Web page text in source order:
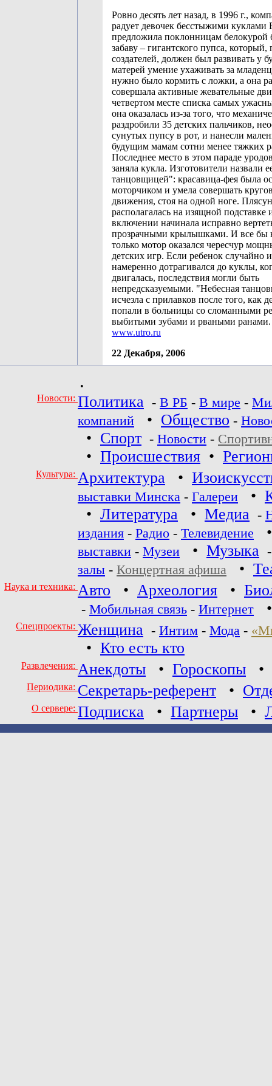
Ровно десять лет назад, в 1996 г.,
радует девочек бесстыжими куклами
предложила поклонницам белокурой
забаву – гигантского пупса, который,
создателей, должен был развивать у
матерей умение ухаживать за
нужно было кормить с ложки, а она
совершала активные жевательные
четвертом месте списка самых
она оказалась из-за того, что
раздробили 35 детских пальчиков,
сунутых пупсу в рот, и нанесли
будущим мамам сотни менее тяжких
Последнее место в этом параде
заняла кукла. Изготовители назвали
танцовщицей": красавица-фея была
моторчиком и умела совершать
движения, стоя на одной ноге.
располагалась на изящной подставке
включении начинала исправно
прозрачными крылышками. И все бы
только мотор оказался чересчур
детских игр. Если ребенок случайно
намеренно дотрагивался до куклы,
двигалась, последствия могли быть
непредсказуемыми. "Небесная
исчезла с прилавков после того, как
попали в больницы со сломанными
выбитыми зубами и рваными ранами.
www.utro.ru
22 Декабря, 2006
•
Новости: Политика - В РБ - В мире -
компаний
• Общество -
• Спорт - Новости -
• Происшествия •
Культура: Архитектура •
выставки Минска - Галереи •
• Литература • Медиа -
издания - Радио - Телевидение
выставки - Музеи • Музыка
залы - Концертная афиша •
Наука и техника: Авто • Археология •
- Мобильная связь - Интернет
Спецпроекты: Женщина - Интим - Мода -
• Кто есть кто
Развлечения: Анекдоты • Гороскопы •
Периодика: Секретарь-референт •
О сервере: Подписка • Партнеры •